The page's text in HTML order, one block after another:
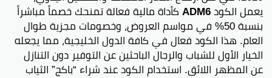
يعمل الكودADM6كأداة مالية فعالة تمنحك خصماً مباشراً
بنسبة 50% في مواسم العروض، وخصومات مجزية طوال
العام. هذا الكود فعال في كافة الدول الخليجية، مما يجعله
الخيار الأول للشباب والرجال الباحثين عن التوفير دون التنازل
عن المظهر اللائق. استخدام الكود عند شراء “باكج” الثياب